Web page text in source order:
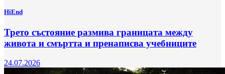
HiEnd
Трето състояние размива границата между
живота и смъртта и пренаписва учебниците
24.07.2026